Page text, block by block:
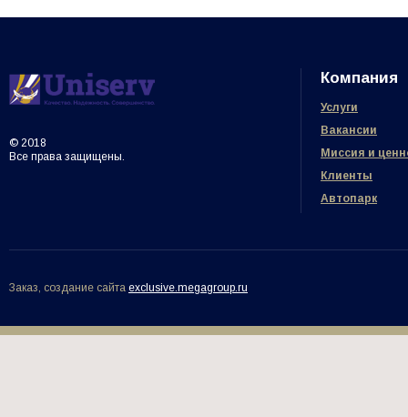
ПОДРОБНЕЕ ПОДРОБНЕЕ
© 2018
Все права защищены.
Компания
Услуги
Вакансии
Миссия и
Клиенты
Автопарк
Заказ, создание сайта exclusive.megagroup.ru